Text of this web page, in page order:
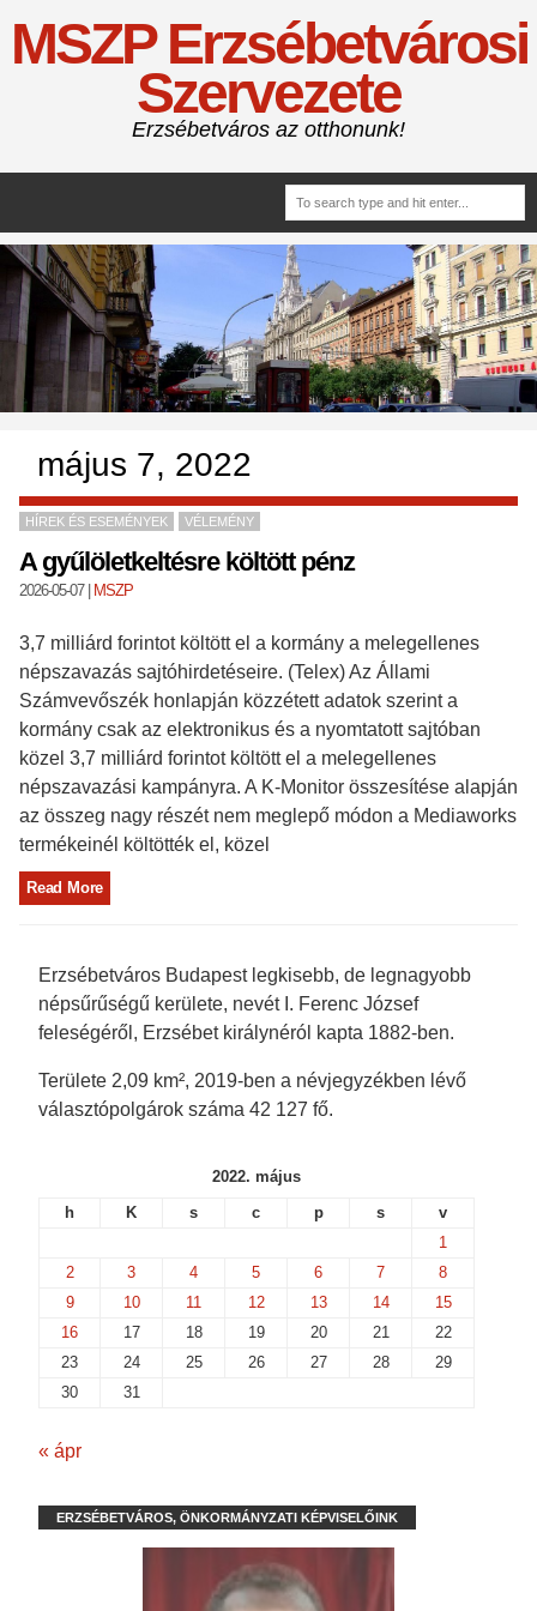
MSZP Erzsébetvárosi
Szervezete
Erzsébetváros az otthonunk!
május 7, 2022
HÍREK ÉS ESEMÉNYEK VÉLEMÉNY
A gyűlöletkeltésre költött pénz
2026-05-07| MSZP
3,7 milliárd forintot költött el a kormány a melegellenes
népszavazás sajtóhirdetéseire. (Telex) Az Állami
Számvevőszék honlapján közzétett adatok szerint a
kormány csak az elektronikus és a nyomtatott sajtóban
közel 3,7 milliárd forintot költött el a melegellenes
népszavazási kampányra. A K-Monitor összesítése alapján
az összeg nagy részét nem meglepő módon a Mediaworks
termékeinél költötték el, közel
Read More
Erzsébetváros Budapest legkisebb, de legnagyobb
népsűrűségű kerülete, nevét I. Ferenc József
feleségéről, Erzsébet királynéról kapta 1882-ben.
Területe 2,09 km², 2019-ben a névjegyzékben lévő
választópolgárok száma 42 127 fő.
2022. május
h
K s c p s
v
1
2
3 4 5 6 7
8
9
10 11 12 13 14
15
16
17 18 19 20 21
22
23
24 25 26 27 28
29
30
31
« ápr
ERZSÉBETVÁROS, ÖNKORMÁNYZATI KÉPVISELŐINK